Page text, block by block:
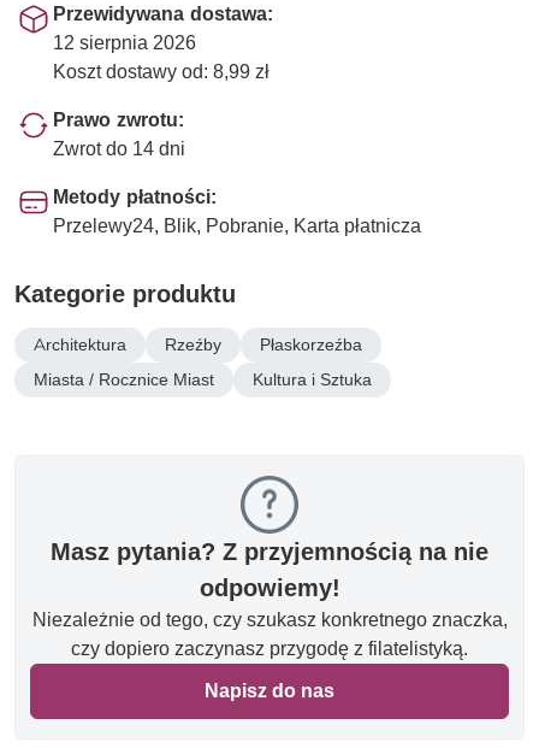
Przewidywana dostawa:
12 sierpnia 2026
Koszt dostawy od: 8,99 zł
Prawo zwrotu:
Zwrot do 14 dni
Metody płatności:
Przelewy24, Blik, Pobranie, Karta płatnicza
Kategorie produktu
Architektura Rzeźby
Płaskorzeźba
Miasta / Rocznice Miast
Kultura i Sztuka
Masz pytania? Z przyjemnością na nie
odpowiemy!
Niezależnie od tego, czy szukasz konkretnego znaczka,
czy dopiero zaczynasz przygodę z filatelistyką.
Napisz do nas